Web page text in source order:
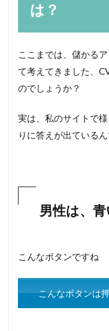
は？
ここまでは、儲かる
て考えてきました、
のでしょうか？
実は、私のサイトで
りに答えが出ているん
男性は、
こんなボタンですね
こんなボタンは